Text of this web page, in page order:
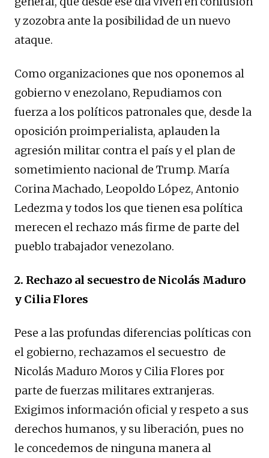
y zozobra ante la posibilidad de un nuevo
ataque.
Como organizaciones que nos oponemos al
gobierno v enezolano, Repudiamos con
fuerza a los políticos patronales que, desde la
oposición proimperialista, aplauden la
agresión militar contra el país y el plan de
sometimiento nacional de Trump. María
Corina Machado, Leopoldo López, Antonio
Ledezma y todos los que tienen esa política
merecen el rechazo más firme de parte del
pueblo trabajador venezolano.
2. Rechazo al secuestro de Nicolás Maduro
y Cilia Flores
Pese a las profundas diferencias políticas con
el gobierno, rechazamos el secuestro de
Nicolás Maduro Moros y Cilia Flores por
parte de fuerzas militares extranjeras.
Exigimos información oficial y respeto a sus
derechos humanos, y su liberación, pues no
le concedemos de ninguna manera al